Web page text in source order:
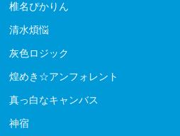
椎名ぴかりん
清水煩悩
灰色ロジック
煌めき☆アンフォレント
真っ白なキャンバス
神宿